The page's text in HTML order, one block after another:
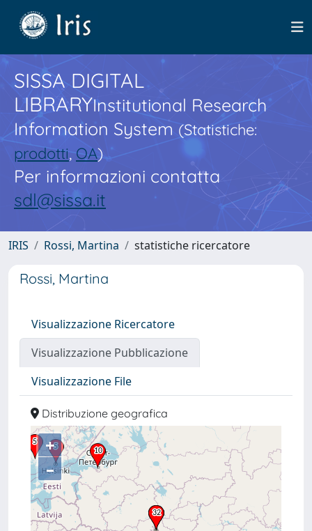
SISSA DIGITAL
LIBRARYInstitutional Research
Information System(Statistiche:
prodotti,OA)
Per informazioni contatta
sdl@sissa.it
IRIS Rossi, Martina statistiche ricercatore
Rossi, Martina
Visualizzazione Ricercatore
Visualizzazione Pubblicazione
Visualizzazione File
Distribuzione geografica
+
–